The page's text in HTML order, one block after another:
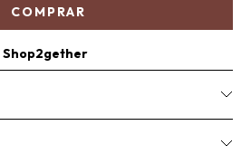
COMPRAR
Shop2gether